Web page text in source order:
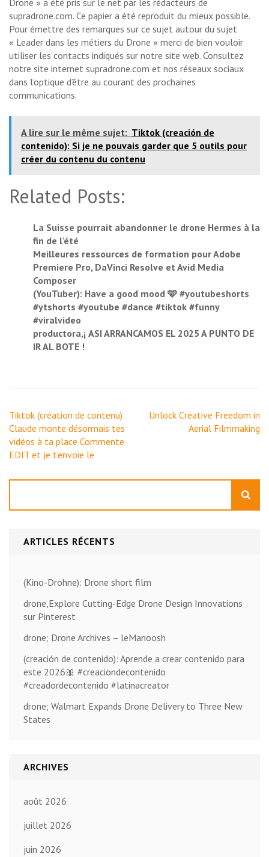
Drone » a été pris sur le net par les rédacteurs de
supradrone.com. Ce papier a été reproduit du mieux possible.
Pour émettre des remarques sur ce sujet autour du sujet
« Leader dans les métiers du Drone » merci de bien vouloir
utiliser les contacts indiqués sur notre site web. Consultez
notre site internet supradrone.com et nos réseaux sociaux
dans l’optique d’être au courant des prochaines
communications.
A lire sur le même sujet: Tiktok (creación de
contenido): Si je ne pouvais garder que 5 outils pour
créer du contenu du contenu
Related Posts:
La Suisse pourrait abandonner le drone Hermes à la
fin de l’été
Meilleures ressources de formation pour Adobe
Premiere Pro, DaVinci Resolve et Avid Media
Composer
(YouTuber): Have a good mood 🩵 #youtubeshorts
#ytshorts #youtube #dance #tiktok #funny
#viralvideo
productora,¡ ASI ARRANCAMOS EL 2025 A PUNTO DE
IR AL BOTE !
Navigation
de
l’article
Tiktok (création de contenu):
Claude monte désormais tes
vidéos à ta place Commente
EDIT et je t’envoie le
Unlock Creative Freedom in
Aerial Filmmaking
ARTICLES RÉCENTS
(Kino-Drohne): Drone short film
drone,Explore Cutting-Edge Drone Design Innovations
sur Pinterest
drone; Drone Archives – leManoosh
(creación de contenido): Aprende a crear contenido para
este 2026🎀 #creaciondecontenido
#creadordecontenido #latinacreator
drone; Walmart Expands Drone Delivery to Three New
States
ARCHIVES
août 2026
juillet 2026
juin 2026